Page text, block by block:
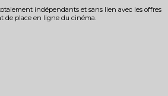
indépendants et sans lien avec les offres
de place en ligne du cinéma.